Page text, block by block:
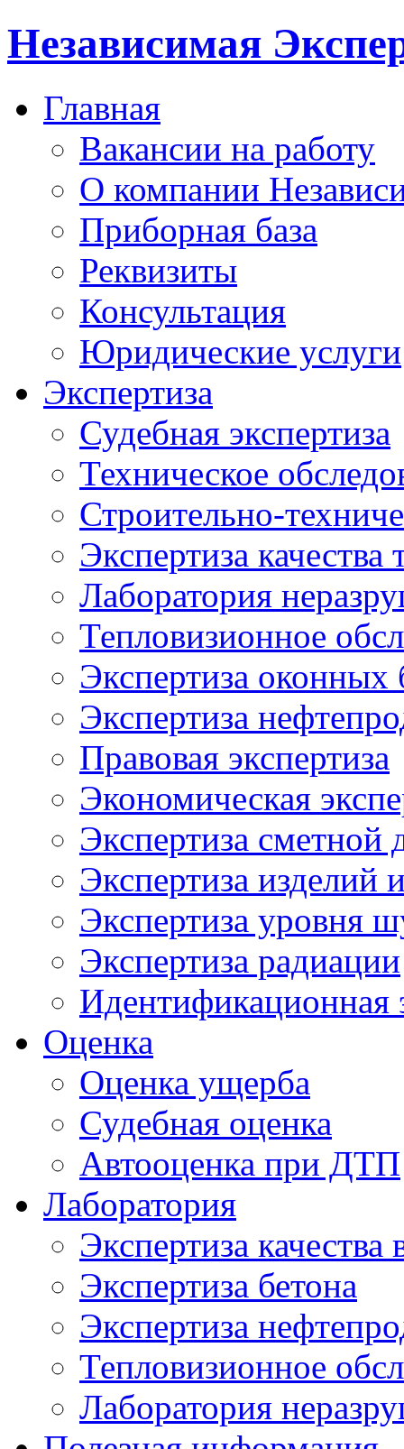
Независимая
Главная
Вакансии на работу
О компании
Приборная база
Реквизиты
Консультация
Юридические услуги
Экспертиза
Судебная экспертиза
Техническое
Строительно-
Экспертиза качества
Лаборатория
Тепловизионное
Экспертиза оконных
Экспертиза
Правовая экспертиза
Экономическая
Экспертиза сметной
Экспертиза изделий
Экспертиза уровня
Экспертиза радиации
Идентификационная
Оценка
Оценка ущерба
Судебная оценка
Автооценка при ДТП
Лаборатория
Экспертиза качества
Экспертиза бетона
Экспертиза
Тепловизионное
Лаборатория